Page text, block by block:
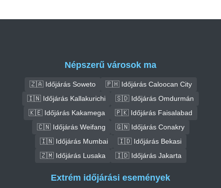
Népszerű városok ma
🇿🇦 Időjárás Soweto
🇵🇭 Időjárás Caloocan City
🇮🇳 Időjárás Kallakurichi
🇸🇩 Időjárás Omdurmán
🇰🇪 Időjárás Kakamega
🇵🇰 Időjárás Faisalabad
🇨🇳 Időjárás Weifang
🇬🇳 Időjárás Conakry
🇮🇳 Időjárás Mumbai
🇮🇩 Időjárás Bekasi
🇿🇲 Időjárás Lusaka
🇮🇩 Időjárás Jakarta
Extrém időjárási események